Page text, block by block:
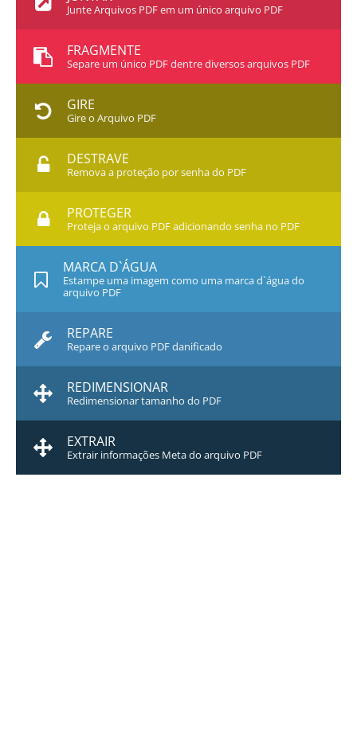
Junte Arquivos PDF em um único arquivo PDF
FRAGMENTE
Separe um único PDF dentre diversos arquivos PDF
GIRE
Gire o Arquivo PDF
DESTRAVE
Remova a proteção por senha do PDF
PROTEGER
Proteja o arquivo PDF adicionando senha no PDF
MARCA D`ÁGUA
Estampe uma imagem como uma marca d`água do
arquivo PDF
REPARE
Repare o arquivo PDF danificado
REDIMENSIONAR
Redimensionar tamanho do PDF
EXTRAIR
Extrair informações Meta do arquivo PDF